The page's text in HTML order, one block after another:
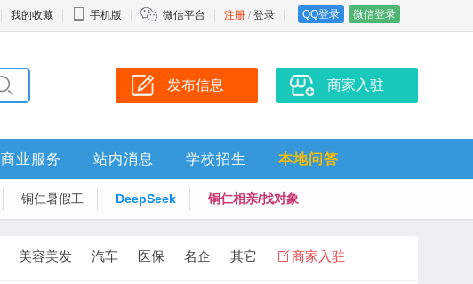
注册 / 登录 QQ登录 微信登录
我的收藏 手机版 微信平台
发布信息 商家入驻
商业服务 站内消息 学校招生 本地问答
铜仁暑假工 DeepSeek 铜仁相亲/找对象
美容美发 汽车 医保 名企 其它 商家入驻